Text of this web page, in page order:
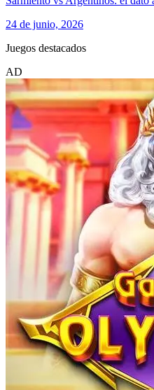
24 de junio, 2026
Juegos destacados
AD